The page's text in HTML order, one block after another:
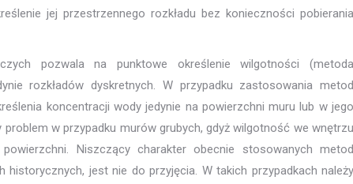
jej przestrzennego rozkładu bez konieczności pobierania
pozwala na punktowe określenie wilgotności (metoda
rozkładów dyskretnych. W przypadku zastosowania metod
koncentracji wody jedynie na powierzchni muru lub w jego
w przypadku murów grubych, gdyż wilgotność we wnętrzu
Niszczący charakter obecnie stosowanych metod
jest nie do przyjęcia. W takich przypadkach należy